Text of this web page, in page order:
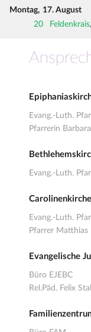
Montag, 17. August
20
Feldenkrais
Evang.-Luth.
Pfarrerin
Evang.-Luth.
Carolinenkirche
Evang.-Luth.
Pfarrer Matthias
Evangelische
Büro EJEBC
Rel.Päd. Felix